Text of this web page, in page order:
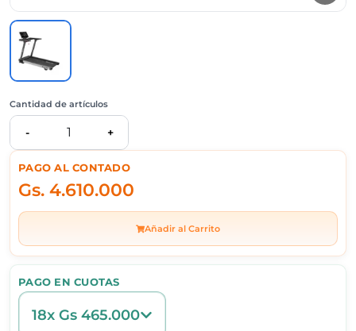
PAGO AL CONTADO
Gs. 4.610.000
Añadir al Carrito
PAGO EN CUOTAS
18x Gs 465.000
Cantidad de artículos
- 1 +